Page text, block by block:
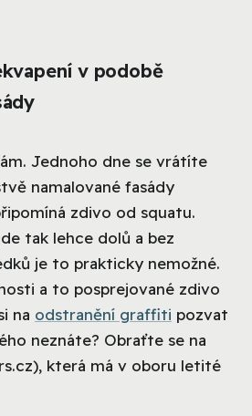
v podobě
Jednoho dne se vrátíte
namalované fasády
zdivo od squatu.
tak lehce dolů a bez
je to prakticky nemožné.
a to posprejované zdivo
na odstranění graffiti pozvat
neznáte? Obraťte se na
která má v oboru letité